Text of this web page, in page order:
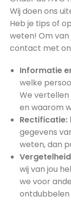
Wij doen ons
Heb je tips of
weten! Om
contact met
Informatie
welke
We
en waarom
Rectificatie:
gegevens
weten, dan
wij van jou
we voor
ontdubbelen